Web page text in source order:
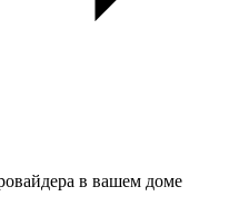
в вашем доме